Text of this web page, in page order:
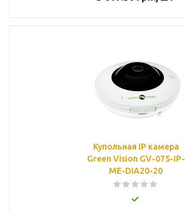
Купольная IP камера
Green Vision GV-075-IP-
ME-DIА20-20